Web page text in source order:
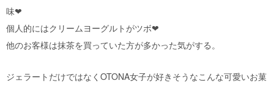
味❤︎
個人的にはクリームヨーグルトがツボ❤︎
他のお客様は抹茶を買っていた方が多かった気がする。
ジェラートだけではなくOTONA女子が好きそうなこんな可愛いお菓